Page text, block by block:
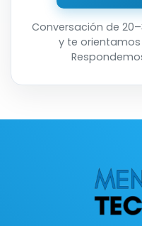
Conversación de
y te orientamos